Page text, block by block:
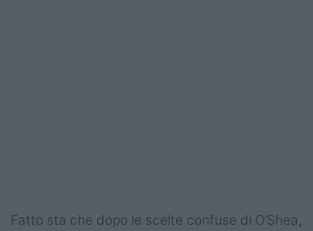
Fatto sta che dopo le scelte confuse di O’Shea,